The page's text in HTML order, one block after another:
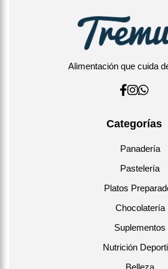
Alimentación que cuida
Categorías
Panadería
Pastelería
Platos
Chocolatería
Suplementos
Nutrición
Belleza